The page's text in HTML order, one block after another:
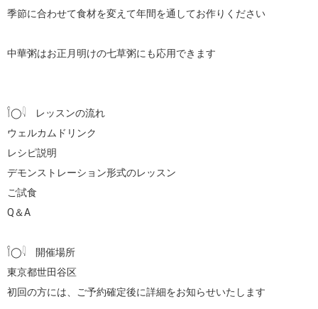
季節に合わせて食材を変えて年間を通してお作りください
中華粥はお正月明けの七草粥にも応用できます
𓌉◯𓇋　レッスンの流れ
ウェルカムドリンク
レシピ説明
デモンストレーション形式のレッスン
ご試食
Q＆A
𓌉◯𓇋　開催場所
東京都世田谷区
初回の方には、ご予約確定後に詳細をお知らせいたします